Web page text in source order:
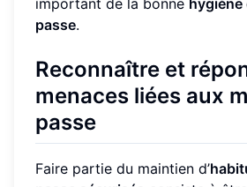
important de la bonne hygiène
passe.
Reconnaître et
menaces liées aux
passe
Faire partie du maintien d’